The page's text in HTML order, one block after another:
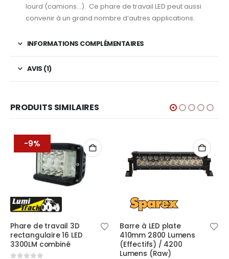
lourd (camions…). Ce phare de travail LED peut aussi
convenir à un grand nombre d’autres applications.
INFORMATIONS COMPLÉMENTAIRES
AVIS (1)
PRODUITS SIMILAIRES
-9%
Phare de travail 3D
rectangulaire 16 LED
3300LM combiné
Barre à LED plate
410mm 2800 Lumens
(Effectifs) / 4200
Lumens (Raw)